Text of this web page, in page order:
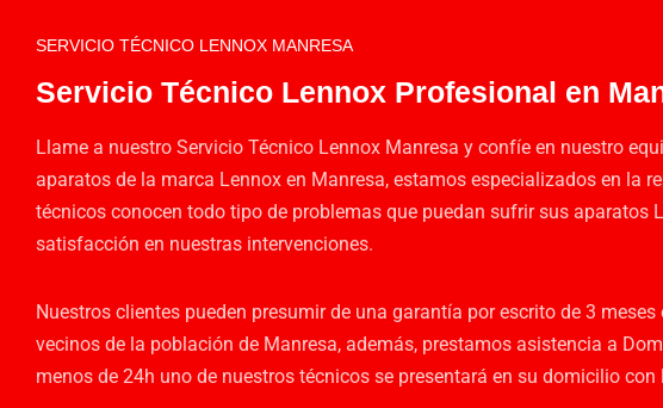
SERVICIO TÉCNICO LENNOX MANRESA
Servicio Técnico Lennox Profesional en
Llame a nuestro Servicio Técnico Lennox Manresa y confíe en nuestro
aparatos de la marca Lennox en Manresa, estamos especializados en la
técnicos conocen todo tipo de problemas que puedan sufrir sus
satisfacción en nuestras intervenciones.
Nuestros clientes pueden presumir de una garantía por escrito de 3
vecinos de la población de Manresa, además, prestamos asistencia a
menos de 24h uno de nuestros técnicos se presentará en su domicilio